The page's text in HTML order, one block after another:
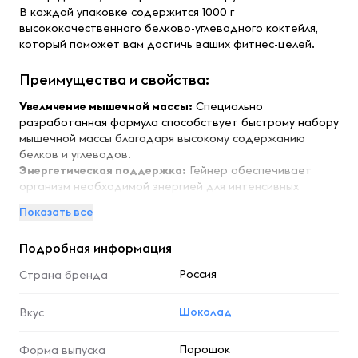
В каждой упаковке содержится 1000 г
высококачественного белково-углеводного коктейля,
который поможет вам достичь ваших фитнес-целей.
Преимущества и свойства:
Увеличение мышечной массы: Специально
разработанная формула способствует быстрому набору
мышечной массы благодаря высокому содержанию
белков и углеводов.
Энергетическая поддержка: Гейнер обеспечивает
организм необходимой энергией для интенсивных
Удобство использования:
перекуса или после тренировки.
шоколадным вкусом, который делает процесс набора
Поддержка восстановления:Содержит необходимые
после физических нагрузок.
Показать все
Подробная информация
Страна бренда Россия
Вкус Шоколад
Форма выпуска Порошок